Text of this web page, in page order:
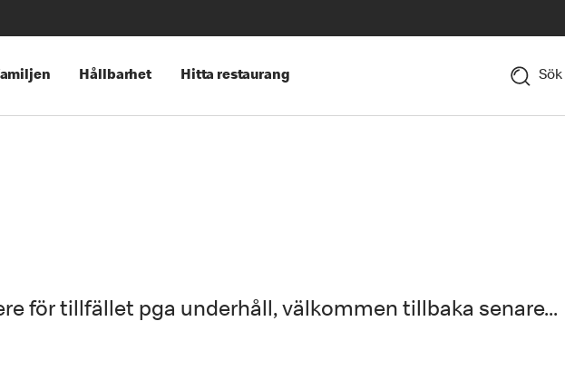
Hållbarhet Hitta restaurang Sök
för tillfället pga underhåll, välkommen tillbaka senare...